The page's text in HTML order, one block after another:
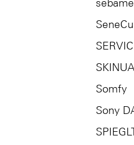
Somfy
Sony